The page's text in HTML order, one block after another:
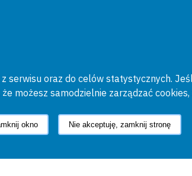
serwisu oraz do celów statystycznych.
możesz samodzielnie zarządzać
okno Nie akceptuję, zamknij stronę